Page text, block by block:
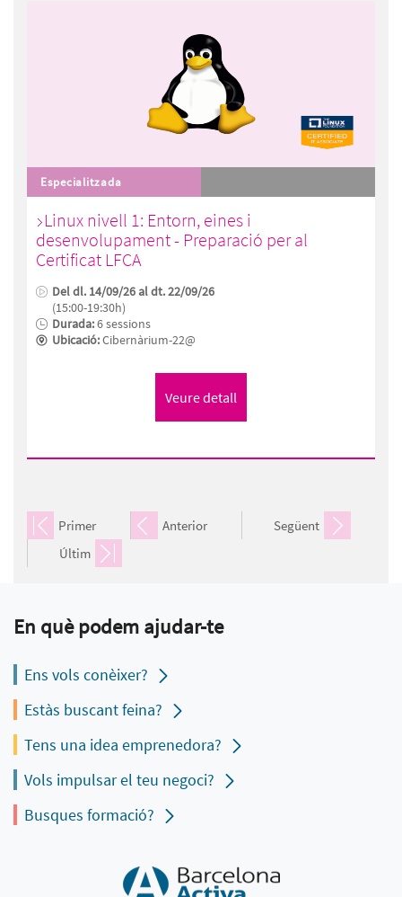
Especialitzada
Linux nivell 1: Entorn, eines i
desenvolupament - Preparació per al
Certificat LFCA
Del dl. 14/09/26 al dt. 22/09/26
(15:00-19:30h)
Durada:6 sessions
Ubicació:Cibernàrium-22@
Primer Anterior
Següent
Últim
En què podem ajudar-te
Ens vols conèixer?
Estàs buscant feina?
Tens una idea emprenedora?
Vols impulsar el teu negoci?
Busques formació?